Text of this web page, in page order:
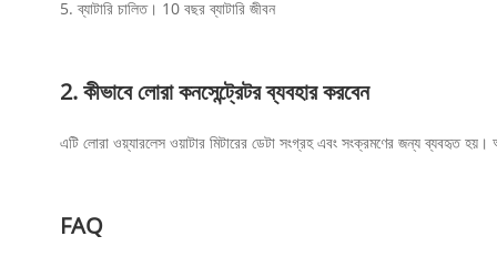
5. ব্যাটারি চালিত। 10 বছর ব্যাটারি জীবন
2. কীভাবে লোরা কনসেন্ট্রেটর ব্যবহার করবেন
এটি লোরা ওয়্যারলেস ওয়াটার মিটারের ডেটা সংগ্রহ এবং সংক্রমণের জন্য ব্যবহৃত
FAQ